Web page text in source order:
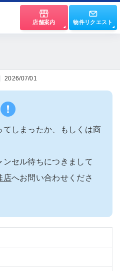
店舗案内 物件リクエスト
2026/07/01
しまったか、もしくは商
ンセル待ちにつきまして
店へお問い合わせくださ